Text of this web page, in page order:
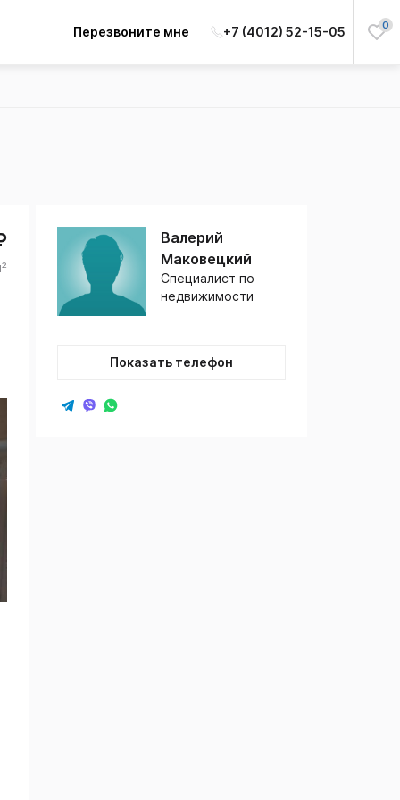
Перезвоните мне +7 (4012) 52-15-05 0
Валерий
Маковецкий
Специалист по
недвижимости
Показать телефон